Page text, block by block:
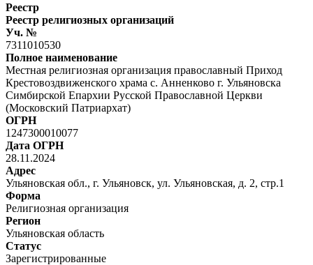
Реестр
Реестр религиозных организаций
Уч. №
7311010530
Полное наименование
Местная религиозная организация православный Приход
Крестовоздвиженского храма с. Анненково г. Ульяновска
Симбирской Епархии Русской Православной Церкви
(Московский Патриархат)
ОГРН
1247300010077
Дата ОГРН
28.11.2024
Адрес
Ульяновская обл., г. Ульяновск, ул. Ульяновская, д. 2, стр.1
Форма
Религиозная организация
Регион
Ульяновская область
Статус
Зарегистрированные